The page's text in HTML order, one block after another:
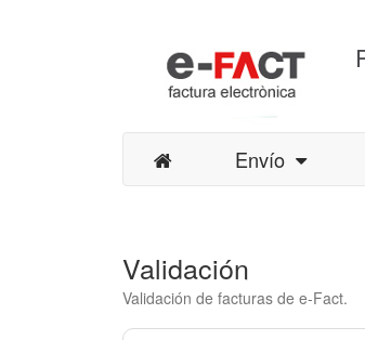
Envío
Validación
Validación de facturas de e-Fact.